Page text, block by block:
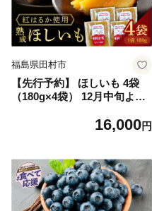
福島県田村市
【先行予約】 ほしいも 4袋
（180g×4袋） 12月中旬より
紅はるか スイーツ おやつ お
レゼント 福島県 田村市 松や
農園
16,000円